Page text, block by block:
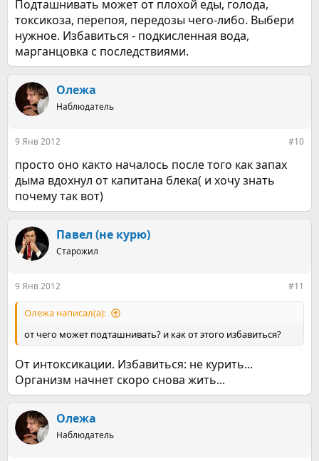
Подташнивать может от плохой еды, голода,
токсикоза, перепоя, передозы чего-либо. Выбери
нужное. Избавиться - подкисленная вода,
марганцовка с последствиями.
Олежа
Наблюдатель
9 Янв 2012 #10
просто оно както началось после того как запах
дыма вдохнул от капитана блека( и хочу знать
почему так вот)
Павел (не курю)
Старожил
9 Янв 2012 #11
Олежа написал(а):
от чего может подташнивать? и как от этого избавиться?
От интоксикации. Избавиться: не курить...
Организм начнет скоро снова жить...
Олежа
Наблюдатель